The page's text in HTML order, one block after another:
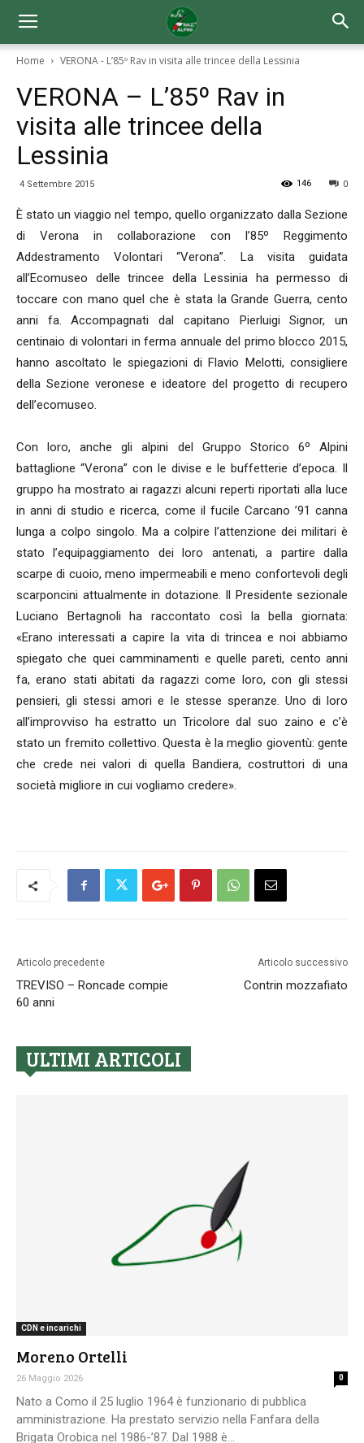
Home VERONA - L’85º Rav in visita alle trincee della Lessinia
VERONA – L’85º Rav in
visita alle trincee della
Lessinia
4 Settembre 2015 0
146
È stato un viaggio nel tempo, quello organizzato dalla Sezione
di Verona in collaborazione con l’85º Reggimento
Addestramento Volontari “Verona”. La visita guidata
all’Ecomuseo delle trincee della Lessinia ha permesso di
toccare con mano quel che è stata la Grande Guerra, cento
anni fa. Accompagnati dal capitano Pierluigi Signor, un
centinaio di volontari in ferma annuale del primo blocco 2015,
hanno ascoltato le spiegazioni di Flavio Melotti, consigliere
della Sezione veronese e ideatore del progetto di recupero
dell’ecomuseo.
Con loro, anche gli alpini del Gruppo Storico 6º Alpini
battaglione “Verona” con le divise e le buffetterie d’epoca. Il
gruppo ha mostrato ai ragazzi alcuni reperti riportati alla luce
in anni di studio e ricerca, come il fucile Carcano ’91 canna
lunga a colpo singolo. Ma a colpire l’attenzione dei militari è
stato l’equipaggiamento dei loro antenati, a partire dalla
scarpe di cuoio, meno impermeabili e meno confortevoli degli
scarponcini attualmente in dotazione. Il Presidente sezionale
Luciano Bertagnoli ha raccontato così la bella giornata:
«Erano interessati a capire la vita di trincea e noi abbiamo
spiegato che quei camminamenti e quelle pareti, cento anni
fa, erano stati abitati da ragazzi come loro, con gli stessi
pensieri, gli stessi amori e le stesse speranze. Uno di loro
all’improvviso ha estratto un Tricolore dal suo zaino e c’è
stato un fremito collettivo. Questa è la meglio gioventù: gente
che crede nei valori di quella Bandiera, costruttori di una
società migliore in cui vogliamo credere».
Articolo precedente
TREVISO – Roncade compie
60 anni
Articolo successivo
Contrin mozzafiato
ULTIMI ARTICOLI
CDN e incarichi
Moreno Ortelli
26 Maggio 2026 0
Nato a Como il 25 luglio 1964 è funzionario di pubblica
amministrazione. Ha prestato servizio nella Fanfara della
Brigata Orobica nel 1986-’87. Dal 1988 è...